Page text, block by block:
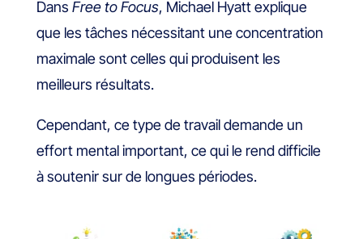
Dans Free to Focus, Michael Hyatt explique
que les tâches nécessitant une concentration
maximale sont celles qui produisent les
meilleurs résultats.
Cependant, ce type de travail demande un
effort mental important, ce qui le rend difficile
à soutenir sur de longues périodes.